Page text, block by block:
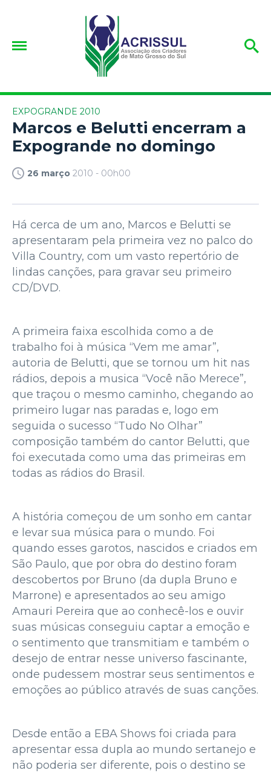
EXPOGRANDE 2010
Marcos e Belutti encerram a
Expogrande no domingo
26 março 2010 - 00h00
Há cerca de um ano, Marcos e Belutti se
apresentaram pela primeira vez no palco do
Villa Country, com um vasto repertório de
lindas canções, para gravar seu primeiro
CD/DVD.
A primeira faixa escolhida como a de
trabalho foi à música “Vem me amar”,
autoria de Belutti, que se tornou um hit nas
rádios, depois a musica “Você não Merece”,
que traçou o mesmo caminho, chegando ao
primeiro lugar nas paradas e, logo em
seguida o sucesso “Tudo No Olhar”
composição também do cantor Belutti, que
foi executada como uma das primeiras em
todas as rádios do Brasil.
A história começou de um sonho em cantar
e levar sua música para o mundo. Foi
quando esses garotos, nascidos e criados em
São Paulo, que por obra do destino foram
descobertos por Bruno (da dupla Bruno e
Marrone) e apresentados ao seu amigo
Amauri Pereira que ao conhecê-los e ouvir
suas músicas conseguiu captar a emoção e
o sentimento que transmitiam e também o
desejo de entrar nesse universo fascinante,
onde pudessem mostrar seus sentimentos e
emoções ao público através de suas canções.
Desde então a EBA Shows foi criada para
apresentar essa dupla ao mundo sertanejo e
não poderia ser diferente, pois o destino se